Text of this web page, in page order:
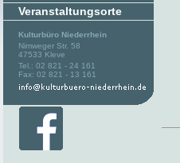
Veranstaltungsorte
Kulturbüro Niederrhein
Nimweger Str. 58
47533 Kleve
Tel.: 02 821 - 24 161
Fax: 02 821 - 13 161